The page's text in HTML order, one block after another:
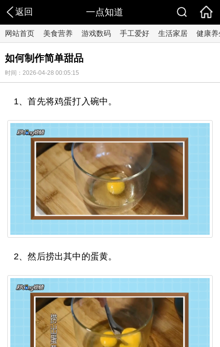
返回 一点知道
网站首页 美食营养 游戏数码 手工爱好 生活家居 健康养
如何制作简单甜品
时间：2026-04-28 00:05:15
1、首先将鸡蛋打入碗中。
2、然后捞出其中的蛋黄。